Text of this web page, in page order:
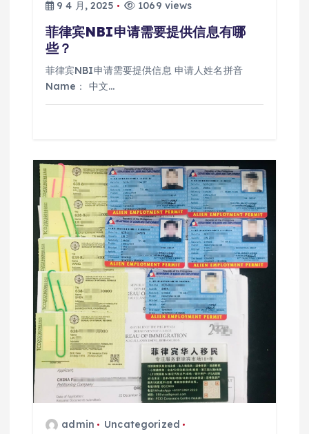
9 4 月, 2025 1069 views
菲律宾NBI申请需要提供信息有哪
些？
菲律宾NBI申请需要提供信息 申请人姓名拼音
Name： 中文…
admin
Uncategorized